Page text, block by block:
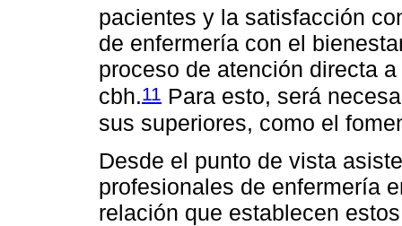
pacientes y la satisfacción
de enfermería con el
proceso de atención directa
cbh.11 Para esto, será
sus superiores, como el
Desde el punto de vista
profesionales de enfermería
relación que establecen